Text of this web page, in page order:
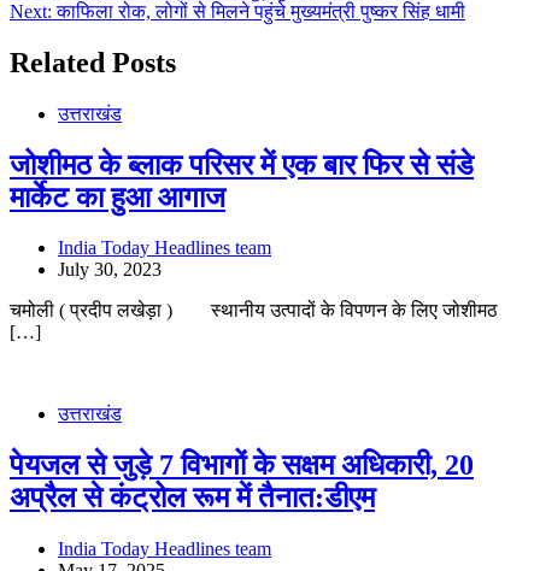
navigation
Next: काफिला रोक, लोगों से मिलने पहुंचे मुख्यमंत्री पुष्कर सिंह धामी
Related Posts
उत्तराखंड
जोशीमठ के ब्लाक परिसर में एक बार फिर से संडे
मार्केट का हुआ आगाज
India Today Headlines team
July 30, 2023
चमोली ( प्रदीप लखेड़ा ) स्थानीय उत्पादों के विपणन के लिए जोशीमठ
[…]
उत्तराखंड
पेयजल से जुड़े 7 विभागों के सक्षम अधिकारी, 20
अप्रैल से कंट्रोल रूम में तैनात:डीएम
India Today Headlines team